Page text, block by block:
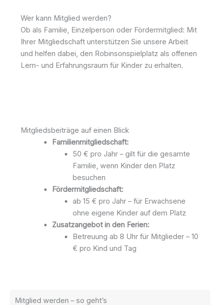
Wer kann Mitglied werden?
Ob als Familie, Einzelperson oder Fördermitglied: Mit
Ihrer Mitgliedschaft unterstützen Sie unsere Arbeit
und helfen dabei, den Robinsonspielplatz als offenen
Lern- und Erfahrungsraum für Kinder zu erhalten.
Mitgliedsbeiträge auf einen Blick
Familienmitgliedschaft:
50 € pro Jahr – gilt für die gesamte
Familie, wenn Kinder den Platz
besuchen
Fördermitgliedschaft:
ab 15 € pro Jahr – für Erwachsene
ohne eigene Kinder auf dem Platz
Zusatzangebot in den Ferien:
Betreuung ab 8 Uhr für Mitglieder – 10
€ pro Kind und Tag
Mitglied werden – so geht’s